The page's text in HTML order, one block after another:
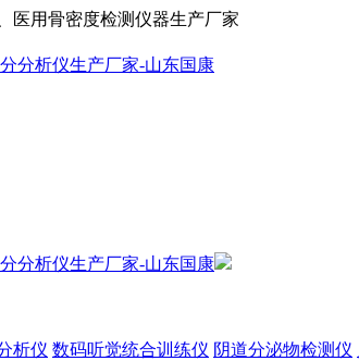
医用骨密度检测仪器生产厂家
析仪 数码听觉统合训练仪 阴道分泌物检测仪